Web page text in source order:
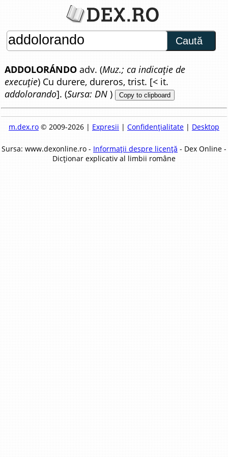
Caută
ADDOLORÁNDO adv. (Muz.; ca indicație de
execuție) Cu durere, dureros, trist. [< it.
addolorando]. (Sursa: DN ) Copy to clipboard
m.dex.ro© 2009-2026 | Expresii | Confidențialitate| Desktop
Sursa: www.dexonline.ro - Informații despre licență - Dex Online -
Dicționar explicativ al limbii române